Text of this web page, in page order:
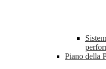
Piano della